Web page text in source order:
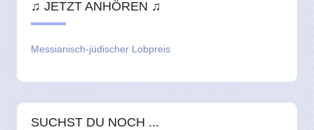
♫ JETZT ANHÖREN ♫
Messianisch-jüdischer Lobpreis
SUCHST DU NOCH ...